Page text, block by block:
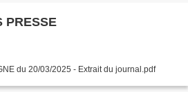
PRESSE
du 20/03/2025 - Extrait du journal.pdf